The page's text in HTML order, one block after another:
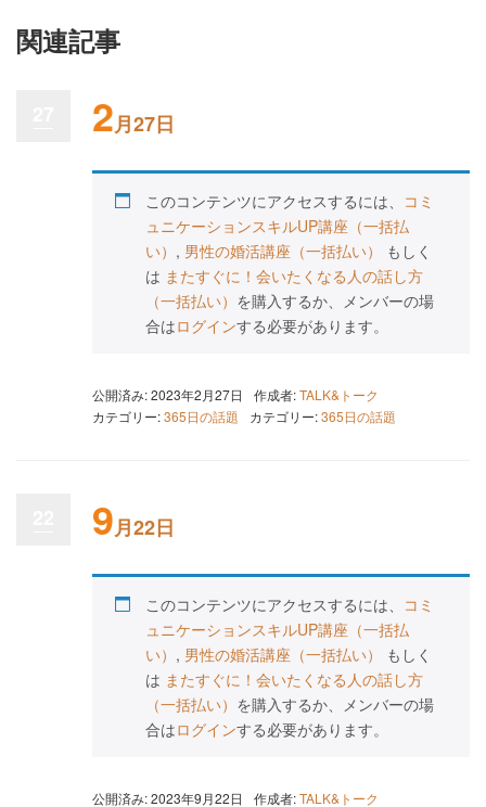
関連記事
2月27日
このコンテンツにアクセスするには、 コミ
ュニケーションスキルUP講座（一括払
い） , 男性の婚活講座（一括払い）
もしく
は またすぐに！会いたくなる人の話し方
（一括払い） を購入するか、メンバーの場
合はログインする必要があります。
公開済み: 2023年2月27日 作成者:TALK&トーク
カテゴリー:365日の話題 カテゴリー:365日の話題
9月22日
このコンテンツにアクセスするには、 コミ
ュニケーションスキルUP講座（一括払
い） , 男性の婚活講座（一括払い）
もしく
は またすぐに！会いたくなる人の話し方
（一括払い） を購入するか、メンバーの場
合はログインする必要があります。
公開済み: 2023年9月22日 作成者:TALK&トーク